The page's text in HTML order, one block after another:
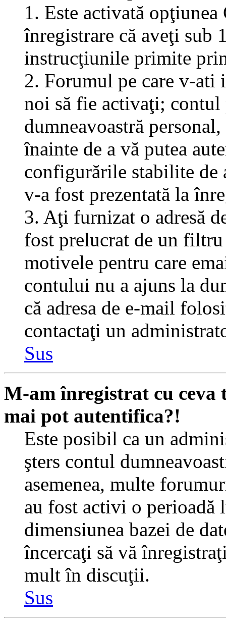
1. Este activată
înregistrare că aveţi sub
instrucţiunile primite
2. Forumul pe care v-
noi să fie activaţi;
dumneavoastră
înainte de a vă putea
configurările stabilite de
v-a fost prezentată la
3. Aţi furnizat o adresă
fost prelucrat de un
motivele pentru care
contului nu a ajuns la
că adresa de e-mail
contactaţi un
Sus
M-am înregistrat cu
mai pot autentifica?!
Este posibil ca un
şters contul
asemenea, multe
au fost activi o perioadă
dimensiunea bazei de
încercaţi să vă
mult în discuţii.
Sus